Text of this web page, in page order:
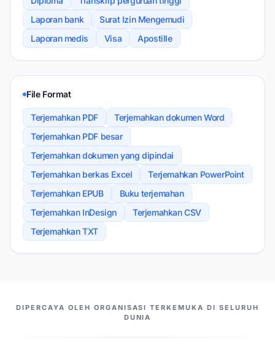
Laporan bank
Surat Izin Mengemudi
Laporan medis
Visa Apostille
File Format
Terjemahkan PDF
Terjemahkan dokumen Word
Terjemahkan PDF besar
Terjemahkan dokumen yang dipindai
Terjemahkan berkas Excel
Terjemahkan PowerPoint
Terjemahkan EPUB
Buku terjemahan
Terjemahkan InDesign
Terjemahkan CSV
Terjemahkan TXT
MITRA KAMI
DIPERCAYA OLEH ORGANISASI TERKEMUKA DI SELURUH
DUNIA